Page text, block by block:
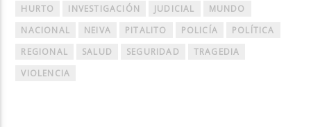
HURTO
INVESTIGACIÓN JUDICIAL
MUNDO
NACIONAL
NEIVA PITALITO POLICÍA
POLÍTICA
REGIONAL
SALUD SEGURIDAD
TRAGEDIA
VIOLENCIA